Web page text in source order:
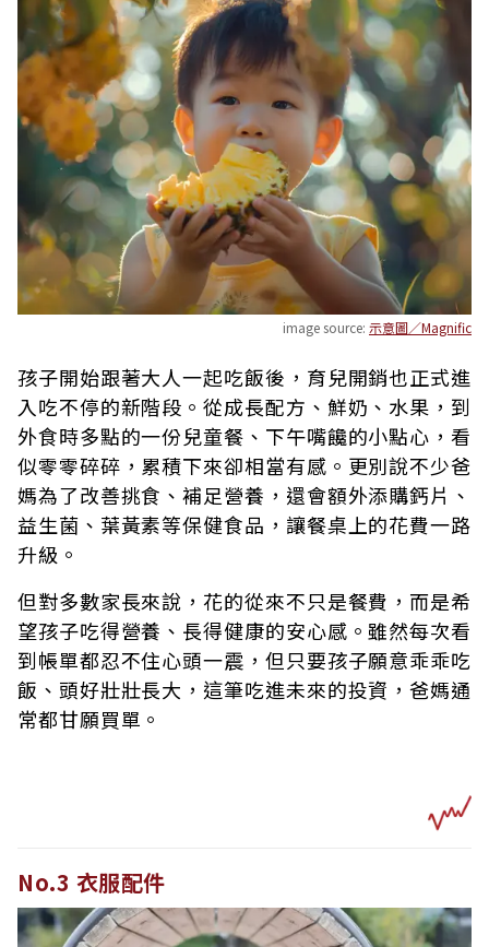
image source: 示意圖／Magnific
孩子開始跟著大人一起吃飯後，育兒開銷也正式進
入吃不停的新階段。從成長配方、鮮奶、水果，到
外食時多點的一份兒童餐、下午嘴饞的小點心，看
似零零碎碎，累積下來卻相當有感。更別說不少爸
媽為了改善挑食、補足營養，還會額外添購鈣片、
益生菌、葉黃素等保健食品，讓餐桌上的花費一路
升級。
但對多數家長來說，花的從來不只是餐費，而是希
望孩子吃得營養、長得健康的安心感。雖然每次看
到帳單都忍不住心頭一震，但只要孩子願意乖乖吃
飯、頭好壯壯長大，這筆吃進未來的投資，爸媽通
常都甘願買單。
No.3 衣服配件